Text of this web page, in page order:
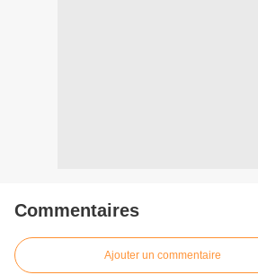
Commentaires
Ajouter un commentaire